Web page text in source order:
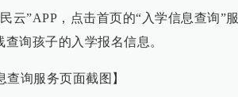
云”APP，点击首页的“入学信息查询”服
询孩子的入学报名信息。
询服务页面截图】